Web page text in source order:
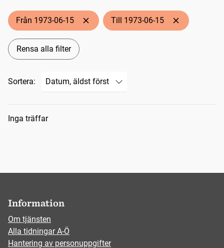
Från 1973-06-15 Till 1973-06-15
Rensa alla filter
Sortera:
Sökresultat
Inga träffar
Information
Om tjänsten
Alla tidningar A-Ö
Hantering av personuppgifter